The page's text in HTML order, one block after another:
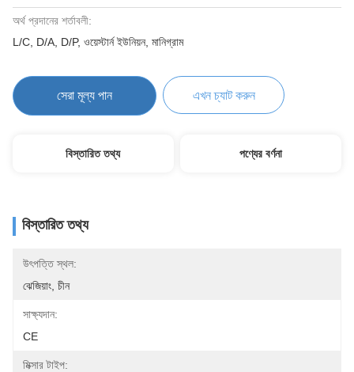
অর্থ প্রদানের শর্তাবলী:
L/C, D/A, D/P, ওয়েস্টার্ন ইউনিয়ন, মানিগ্রাম
সেরা মূল্য পান এখন চ্যাট করুন
বিস্তারিত তথ্য পণ্যের বর্ণনা
বিস্তারিত তথ্য
উৎপত্তি স্থল:
ঝেজিয়াং, চীন
সাক্ষ্যদান:
CE
মিক্সার টাইপ: